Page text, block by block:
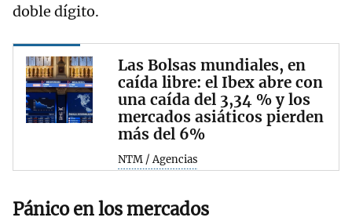
doble dígito.
Las Bolsas mundiales, en
caída libre: el Ibex abre con
una caída del 3,34 % y los
mercados asiáticos pierden
más del 6%
NTM / Agencias
Pánico en los mercados